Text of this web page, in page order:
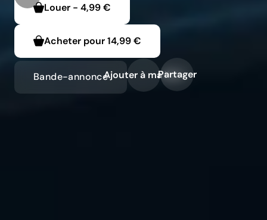
Louer - 4,99 €
Acheter pour14,99 €
Bande-annonceAjouter à ma liste
Partager